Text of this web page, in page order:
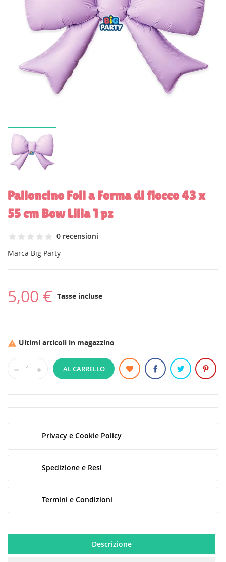
Palloncino Foil a Forma di fiocco 43 x
55 cm Bow Lilla 1 pz
0 recensioni
Marca Big Party
5,00 € Tasse incluse
 Ultimi articoli in magazzino
AL CARRELLO
Privacy e Cookie Policy
Spedizione e Resi
Termini e Condizioni
Descrizione
MY WISHLISTS
CREA LISTA DEI DESIDERI
NOME LISTA DEI DESIDERI
Annulla Crea lista dei desideri
ACCEDI
Devi avere effettuato l'accesso per salvare dei prodotti
nella tua lista dei desideri.
Annulla